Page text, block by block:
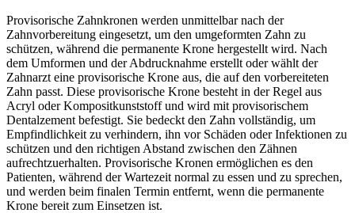
Provisorische Zahnkronen werden unmittelbar nach der
Zahnvorbereitung eingesetzt, um den umgeformten Zahn zu
schützen, während die permanente Krone hergestellt wird. Nach
dem Umformen und der Abdrucknahme erstellt oder wählt der
Zahnarzt eine provisorische Krone aus, die auf den vorbereiteten
Zahn passt. Diese provisorische Krone besteht in der Regel aus
Acryl oder Kompositkunststoff und wird mit provisorischem
Dentalzement befestigt. Sie bedeckt den Zahn vollständig, um
Empfindlichkeit zu verhindern, ihn vor Schäden oder Infektionen zu
schützen und den richtigen Abstand zwischen den Zähnen
aufrechtzuerhalten. Provisorische Kronen ermöglichen es den
Patienten, während der Wartezeit normal zu essen und zu sprechen,
und werden beim finalen Termin entfernt, wenn die permanente
Krone bereit zum Einsetzen ist.